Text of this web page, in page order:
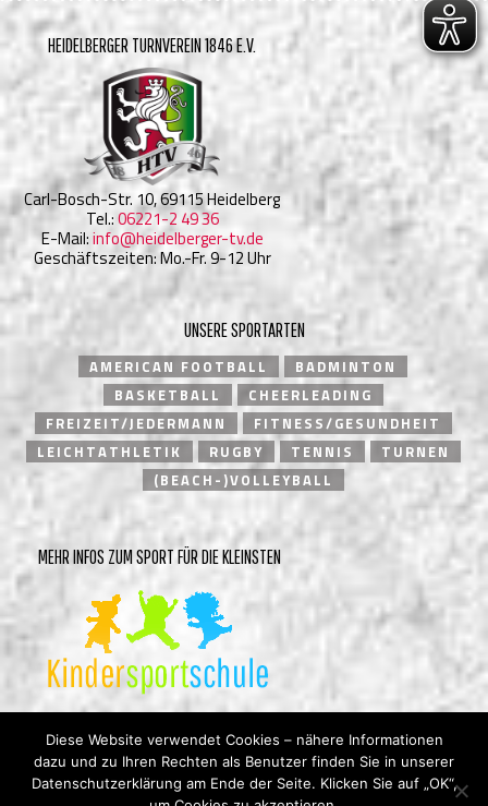
HEIDELBERGER TURNVEREIN 1846 E.V.
Carl-Bosch-Str. 10, 69115 Heidelberg
Tel.:06221-2 49 36
E-Mail:info@heidelberger-tv.de
Geschäftszeiten: Mo.-Fr. 9-12 Uhr
UNSERE SPORTARTEN
AMERICAN FOOTBALL
BADMINTON
BASKETBALL
CHEERLEADING
FREIZEIT/JEDERMANN
FITNESS/GESUNDHEIT
LEICHTATHLETIK
RUGBY TENNIS
TURNEN
(BEACH-)VOLLEYBALL
MEHR INFOS ZUM SPORT FÜR DIE KLEINSTEN
Diese Website verwendet Cookies – nähere Informationen
dazu und zu Ihren Rechten als Benutzer finden Sie in unserer
Datenschutzerklärung am Ende der Seite. Klicken Sie auf „OK“,